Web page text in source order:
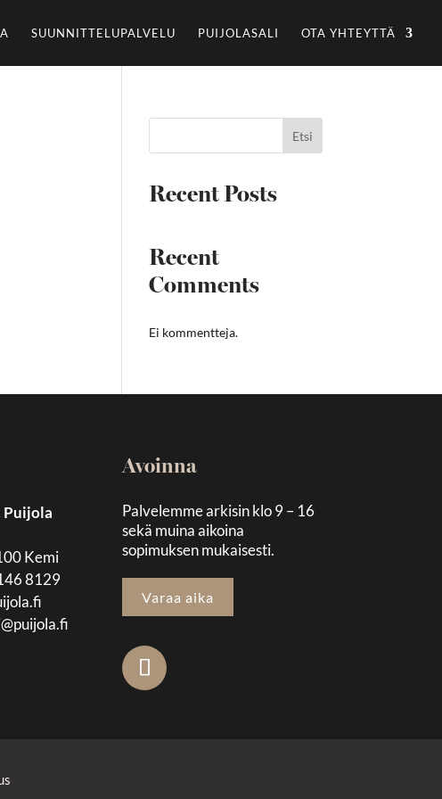
SUUNNITTELUPALVELU PUIJOLASALI OTA YHTEYTTÄ
Etsi
Recent Posts
Recent
Comments
Ei kommentteja.
Puijola
Kemi
8129
Avoinna
Palvelemme arkisin klo 9 – 16
sekä muina aikoina
sopimuksen mukaisesti.
Varaa aika